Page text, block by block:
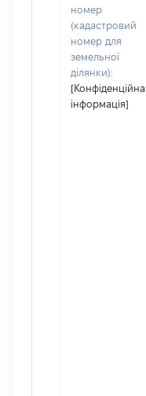
номер
(кадастровий
номер для
земельної
ділянки):
[Конфіденційна
інформація]